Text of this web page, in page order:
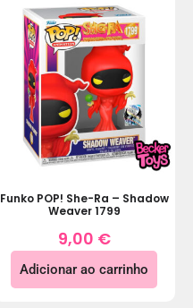
Funko POP! She-Ra – Shadow
Weaver 1799
9,00 €
Adicionar ao carrinho